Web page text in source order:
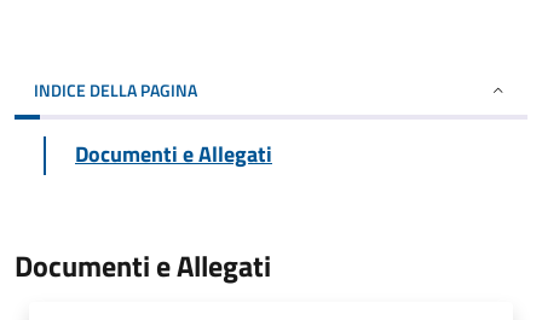
INDICE DELLA PAGINA
Documenti e Allegati
Documenti e Allegati